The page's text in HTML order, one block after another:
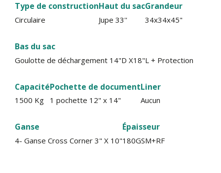
Type de construction
Circulaire
Haut du sac
Jupe 33''
Grandeur
34x34x45"
Bas du sac
Goulotte de déchargement 14"D X18"L + Protection
Capacité
1500 Kg
Pochette de document
1 pochette 12" x 14"
Liner
Aucun
Ganse
4- Ganse Cross Corner 3" X 10"
Épaisseur
180GSM+RF